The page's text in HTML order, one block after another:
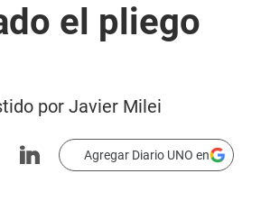
el pliego
por Javier Milei
Agregar Diario UNO en